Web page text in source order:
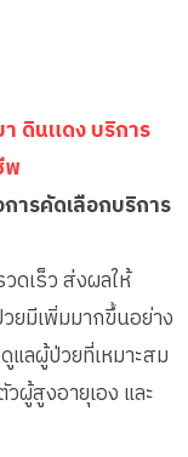
ดินแดง บริการ
พ
ารคัดเลือกบริการ
ดเร็ว ส่งผลให้
ยมีเพิ่มมากขึ้นอย่าง
ลผู้ป่วยที่เหมาะสม
ผู้สูงอายุเอง และ